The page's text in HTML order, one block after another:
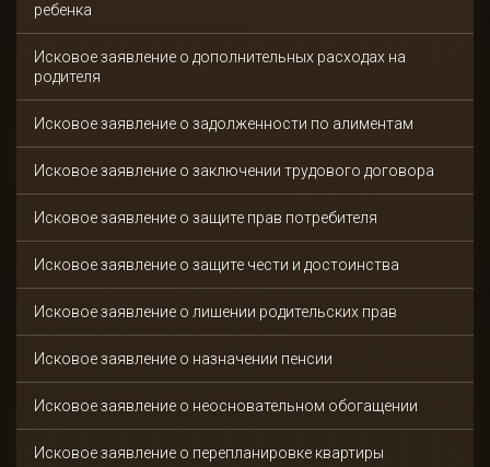
ребенка
Исковое заявление о дополнительных расходах на
родителя
Исковое заявление о задолженности по алиментам
Исковое заявление о заключении трудового договора
Исковое заявление о защите прав потребителя
Исковое заявление о защите чести и достоинства
Исковое заявление о лишении родительских прав
Исковое заявление о назначении пенсии
Исковое заявление о неосновательном обогащении
Исковое заявление о перепланировке квартиры